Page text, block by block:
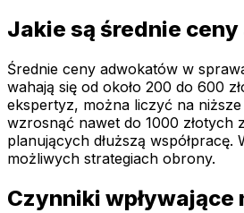
Jakie są średnie
Średnie ceny adwokatów w
wahają się od około 200 do 600
ekspertyz, można liczyć na
wzrosnąć nawet do 1000 złotych
planujących dłuższą
możliwych strategiach obrony.
Czynniki wpływające